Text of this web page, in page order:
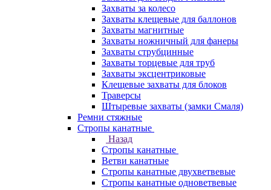
Захваты за колесо
Захваты клещевые для баллонов
Захваты магнитные
Захваты ножничный для фанеры
Захваты струбцинные
Захваты торцевые для труб
Захваты эксцентриковые
Клещевые захваты для блоков
Траверсы
Штыревые захваты (замки Смаля)
Ремни стяжные
Стропы канатные
Назад
Стропы канатные
Ветви канатные
Стропы канатные двухветвевые
Стропы канатные одноветвевые